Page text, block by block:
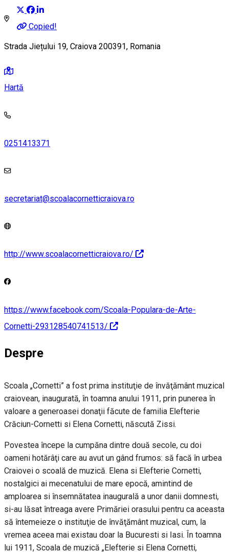
Copied!
Strada Jiețului 19, Craiova 200391, Romania
Hartă
0251413371
secretariat@scoalacornetticraiova.ro
http://www.scoalacornetticraiova.ro/
https://www.facebook.com/Scoala-Populara-de-Arte-
Cornetti-293128540741513/
Despre
Scoala „Cornetti” a fost prima instituţie de învăţământ muzical
craiovean, inaugurată, în toamna anului 1911, prin punerea în
valoare a generoasei donaţii făcute de familia Elefterie
Crăciun-Cornetti si Elena Cornetti, născută Zissi.
Povestea începe la cumpăna dintre două secole, cu doi
oameni hotărâţi care au avut un gând frumos: să facă în urbea
Craiovei o scoală de muzică. Elena si Elefterie Cornetti,
nostalgici ai mecenatului de mare epocă, amintind de
amploarea si însemnătatea inaugurală a unor danii domnesti,
si-au lăsat întreaga avere Primăriei orasului pentru ca aceasta
să întemeieze o instituţie de învăţământ muzical, cum, la
vremea aceea mai existau doar la Bucuresti si Iasi. În toamna
lui 1911, Scoala de muzică „Elefterie si Elena Cornetti,